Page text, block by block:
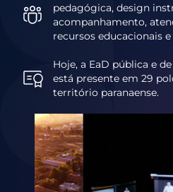
pedagógica, design
acompanhamento,
recursos educacionais
Hoje, a EaD pública e
está presente em 29
território paranaense.